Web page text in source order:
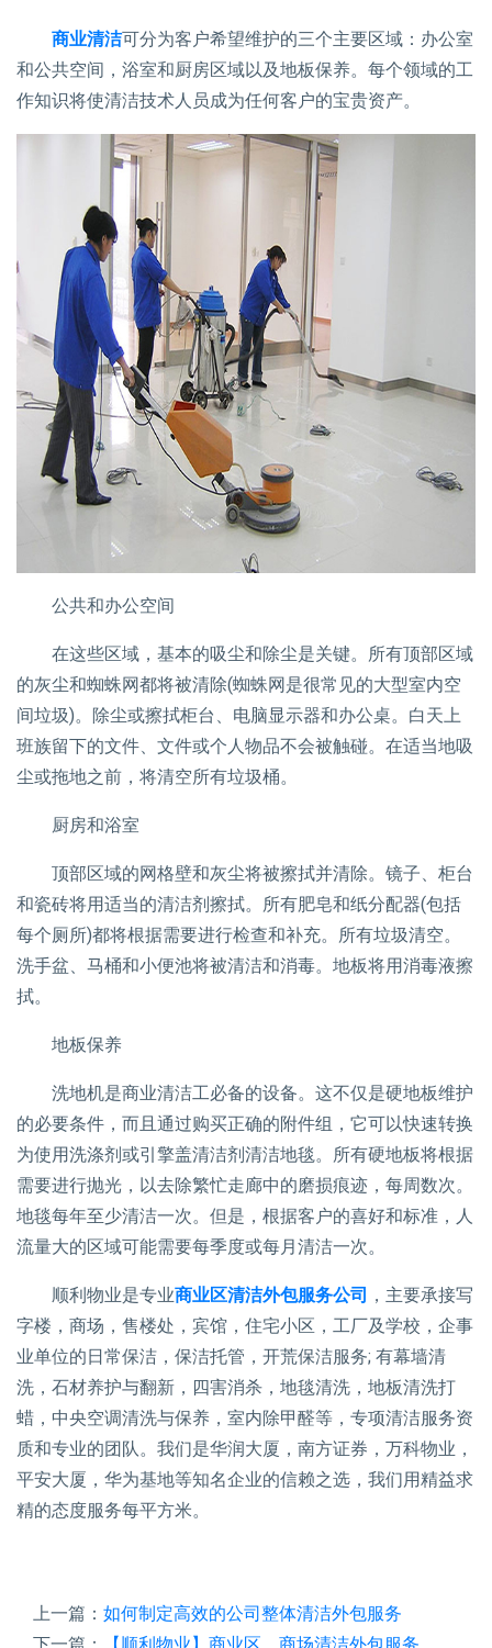
商业清洁可分为客户希望维护的三个主要区域：办公室
和公共空间，浴室和厨房区域以及地板保养。每个领域的工
作知识将使清洁技术人员成为任何客户的宝贵资产。
公共和办公空间
在这些区域，基本的吸尘和除尘是关键。所有顶部区域
的灰尘和蜘蛛网都将被清除(蜘蛛网是很常见的大型室内空
间垃圾)。除尘或擦拭柜台、电脑显示器和办公桌。白天上
班族留下的文件、文件或个人物品不会被触碰。在适当地吸
尘或拖地之前，将清空所有垃圾桶。
厨房和浴室
顶部区域的网格壁和灰尘将被擦拭并清除。镜子、柜台
和瓷砖将用适当的清洁剂擦拭。所有肥皂和纸分配器(包括
每个厕所)都将根据需要进行检查和补充。所有垃圾清空。
洗手盆、马桶和小便池将被清洁和消毒。地板将用消毒液擦
拭。
地板保养
洗地机是商业清洁工必备的设备。这不仅是硬地板维护
的必要条件，而且通过购买正确的附件组，它可以快速转换
为使用洗涤剂或引擎盖清洁剂清洁地毯。所有硬地板将根据
需要进行抛光，以去除繁忙走廊中的磨损痕迹，每周数次。
地毯每年至少清洁一次。但是，根据客户的喜好和标准，人
流量大的区域可能需要每季度或每月清洁一次。
顺利物业是专业商业区清洁外包服务公司 ，主要承接写
字楼，商场，售楼处，宾馆，住宅小区，工厂及学校，企事
业单位的日常保洁，保洁托管，开荒保洁服务; 有幕墙清
洗，石材养护与翻新，四害消杀，地毯清洗，地板清洗打
蜡，中央空调清洗与保养，室内除甲醛等，专项清洁服务资
质和专业的团队。我们是华润大厦，南方证券，万科物业，
平安大厦，华为基地等知名企业的信赖之选，我们用精益求
精的态度服务每平方米。
上一篇： 如何制定高效的公司整体清洁外包服务